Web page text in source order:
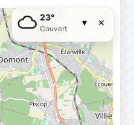
23°
Couvert ▾ ×